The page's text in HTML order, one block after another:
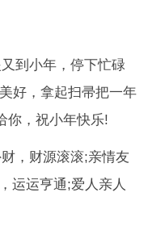
到小年，停下忙碌
好，拿起扫帚把一年
你，祝小年快乐!
，财源滚滚;亲情友
运运亨通;爱人亲人